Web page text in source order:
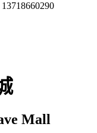
Mall